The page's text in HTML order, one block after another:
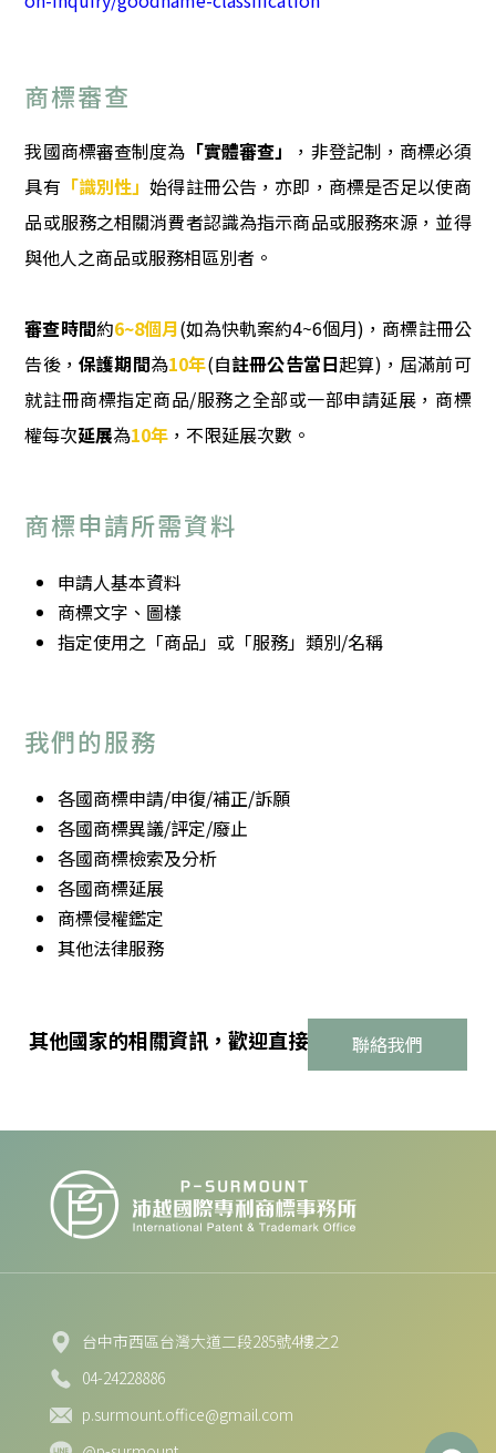
商標審查
我國商標審查制度為 「實體審查」
，非登記制，商標必須
具有 「識別性」始得註冊公告，亦即，商標是否足以使商
品或服務之相關消費者認識為指示商品或服務來源，並得
與他人之商品或服務相區別者。
審查時間約6~8個月(如為快軌案約4~6個月)，商標註冊公
告後，保護期間為10年(自註冊公告當日起算)，屆滿前可
就註冊商標指定商品/服務之全部或一部申請延展，商標
權每次延展為10年 ，不限延展次數。
商標申請所需資料
申請人基本資料
商標文字、圖樣
指定使用之「商品」或「服務」類別/名稱
我們的服務
各國商標申請/申復/補正/訴願
各國商標異議/評定/廢止
各國商標檢索及分析
各國商標延展
商標侵權鑑定
其他法律服務
其他國家的相關資訊，歡迎直接 聯絡我們
台中市西區台灣大道二段285號4樓之2
04-24228886
p.surmount.office@gmail.com